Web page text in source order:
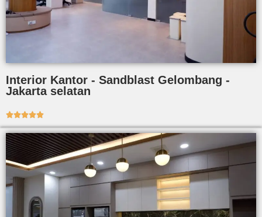
Interior Kantor - Sandblast Gelombang -
Jakarta selatan
